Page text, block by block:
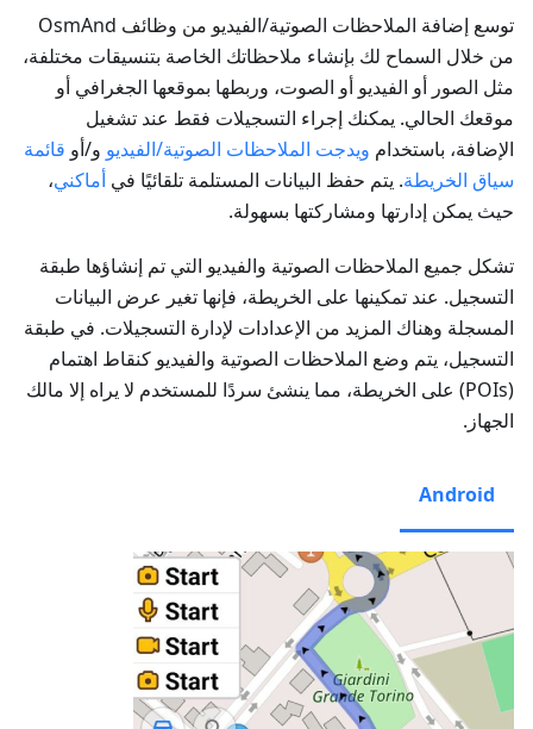
توسع إضافة الملاحظات الصوتية/الفيديو من وظائف OsmAnd
من خلال السماح لك بإنشاء ملاحظاتك الخاصة بتنسيقات مختلفة،
مثل الصور أو الفيديو أو الصوت، وربطها بموقعها الجغرافي أو
موقعك الحالي. يمكنك إجراء التسجيلات فقط عند تشغيل
الإضافة، باستخدام ويدجت الملاحظات الصوتية/الفيديو و/أو قائمة
سياق الخريطة. يتم حفظ البيانات المستلمة تلقائيًا في أماكني،
حيث يمكن إدارتها ومشاركتها بسهولة.
تشكل جميع الملاحظات الصوتية والفيديو التي تم إنشاؤها طبقة
التسجيل. عند تمكينها على الخريطة، فإنها تغير عرض البيانات
المسجلة وهناك المزيد من الإعدادات لإدارة التسجيلات. في طبقة
التسجيل، يتم وضع الملاحظات الصوتية والفيديو كنقاط اهتمام
(POIs) على الخريطة، مما ينشئ سردًا للمستخدم لا يراه إلا مالك
الجهاز.
Android